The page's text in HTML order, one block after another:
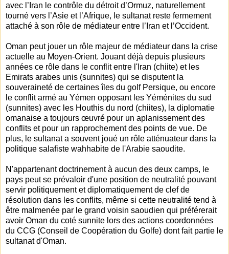
avec l’Iran le contrôle du détroit d’Ormuz, naturellement
tourné vers l’Asie et l’Afrique, le sultanat reste fermement
attaché à son rôle de médiateur entre l’Iran et l’Occident.
Oman peut jouer un rôle majeur de médiateur dans la crise
actuelle au Moyen-Orient. Jouant déjà depuis plusieurs
années ce rôle dans le conflit entre l'Iran (chiite) et les
Emirats arabes unis (sunnites) qui se disputent la
souveraineté de certaines îles du golf Persique, ou encore
le conflit armé au Yémen opposant les Yéménites du sud
(sunnites) avec les Houthis du nord (chiites), la diplomatie
omanaise a toujours œuvré pour un aplanissement des
conflits et pour un rapprochement des points de vue. De
plus, le sultanat a souvent joué un rôle atténuateur dans la
politique salafiste wahhabite de l'Arabie saoudite.
N'appartenant doctrinement à aucun des deux camps, le
pays peut se prévaloir d'une position de neutralité pouvant
servir politiquement et diplomatiquement de clef de
résolution dans les conflits, même si cette neutralité tend à
être malmenée par le grand voisin saoudien qui préférerait
avoir Oman du coté sunnite lors des actions coordonnées
du CCG (Conseil de Coopération du Golfe) dont fait partie le
sultanat d'Oman.